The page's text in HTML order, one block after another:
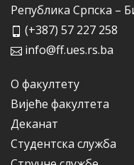
Република Српска –
(+387) 57 227 258
info@ff.ues.rs.ba
О факултету
Вијеће факултета
Деканат
Студентска служба